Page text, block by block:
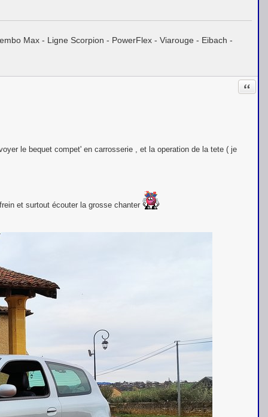
Max - Ligne Scorpion - PowerFlex - Viarouge - Eibach -
le bequet compet' en carrosserie , et la operation de la tete ( je
et surtout écouter la grosse chanter